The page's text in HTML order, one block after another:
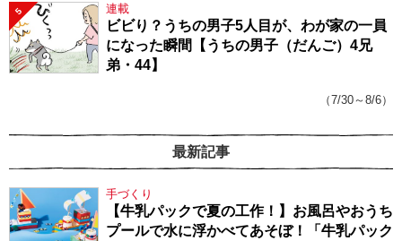
5 連載
ビビり？うちの男子5人目が、わが家の一員
になった瞬間【うちの男子（だんご）4兄
弟・44】
（7/30～8/6）
最新記事
手づくり
【牛乳パックで夏の工作！】お風呂やおうち
プールで水に浮かべてあそぼ！「牛乳パック